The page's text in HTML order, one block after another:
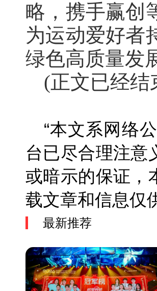
略，携手赢创
为运动爱好者
绿色高质量发
(正文已经结
“本文系网络
台已尽合理注意
或暗示的保证，
载文章和信息
最新推荐